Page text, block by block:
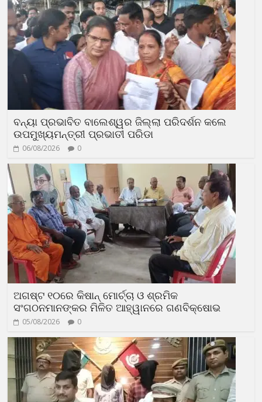
ବନ୍ୟା ପ୍ରଭାବିତ ବାଲେଶ୍ୱର ଜିଲ୍ଲା ପରିଦର୍ଶନ କଲେ
ଉପମୁଖ୍ୟମନ୍ତ୍ରୀ ପ୍ରଭାତୀ ପରିଡା
06/08/2026 0
ଅଗଷ୍ଟ ୧୦ରେ କିଷାନ୍ ମୋର୍ଚ୍ଚା ଓ ଶ୍ରମିକ
ସଂଗଠନମାନଙ୍କର ମିଳିତ ଆହ୍ୱାନରେ ଗଣବିକ୍ଷୋଭ
05/08/2026 0